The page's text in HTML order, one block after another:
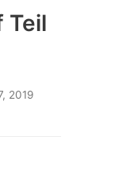
Teil
2019